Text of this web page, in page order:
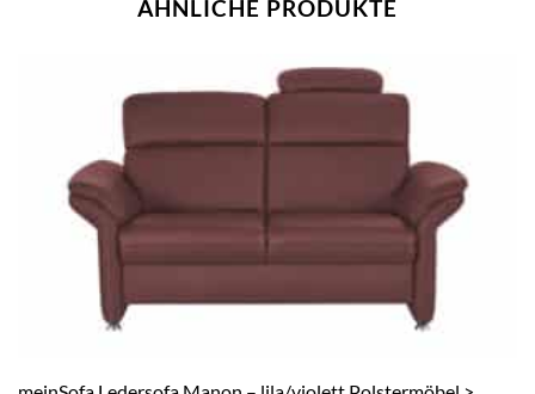
ÄHNLICHE PRODUKTE